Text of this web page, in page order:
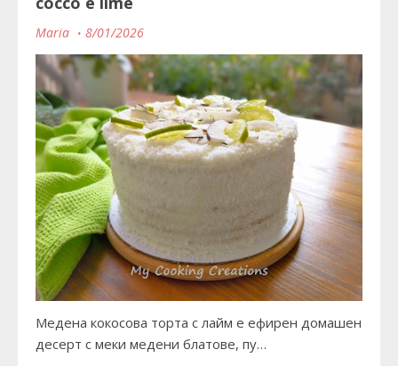
Maria 8/01/2026
Медена кокосова торта с лайм е ефирен домашен
десерт с меки медени блатове, пу…